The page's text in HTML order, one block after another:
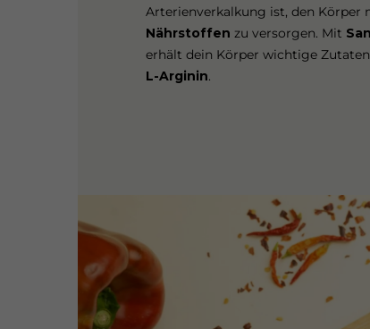
Arterienverkalkung ist, den Körper
Nährstoffen zu versorgen. Mit
erhält dein Körper wichtige
L-Arginin.